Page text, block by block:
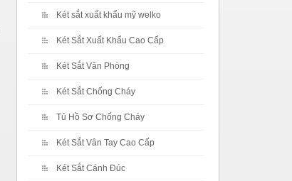
Két sắt xuất khẩu mỹ welko
Két Sắt Xuất Khẩu Cao Cấp
Két Sắt Văn Phòng
Két Sắt Chống Cháy
Tủ Hồ Sơ Chống Cháy
Két Sắt Vân Tay Cao Cấp
Két Sắt Cánh Đúc